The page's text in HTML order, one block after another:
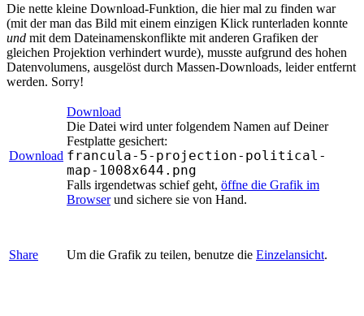
Die nette kleine Download-Funktion, die hier mal zu finden war
(mit der man das Bild mit einem einzigen Klick runterladen konnte
und mit dem Dateinamenskonflikte mit anderen Grafiken der
gleichen Projektion verhindert wurde), musste aufgrund des hohen
Datenvolumens, ausgelöst durch Massen-Downloads, leider entfernt
werden. Sorry!
Download
Download
Die Datei wird unter folgendem Namen auf Deiner
Festplatte gesichert:
francula-5-projection-political-
map-1008x644.png
Falls irgendetwas schief geht, öffne die Grafik im
Browserund sichere sie von Hand.
Share Um die Grafik zu teilen, benutze die Einzelansicht.